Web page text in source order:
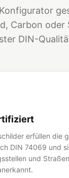
Carbon
DIN-
erfüllen die
DIN 74069 und
und